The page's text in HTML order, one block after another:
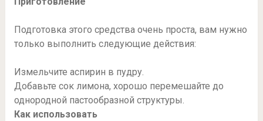
Подготовка этого средства очень проста, вам нужно
только выполнить следующие действия:
Измельчите аспирин в пудру.
Добавьте сок лимона, хорошо перемешайте до
однородной пастообразной структуры.
Как использовать